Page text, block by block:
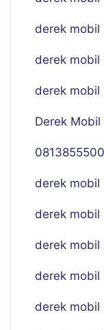
derek
derek mobil
derek mobil
Derek
derek mobil
derek mobil
derek mobil
derek mobil
derek mobil